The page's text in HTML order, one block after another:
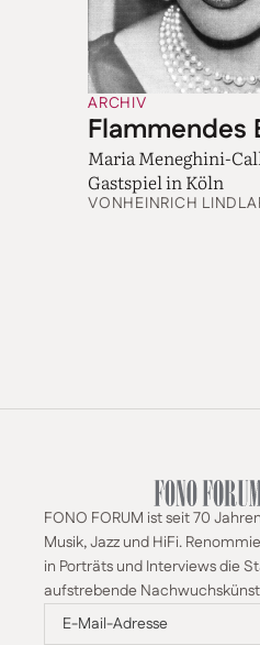
ARCHIV
Flammendes
Maria Meneghini-
Gastspiel in Köln
VONHEINRICH
FONO FORUM ist seit 70
Musik, Jazz und HiFi.
in Porträts und Interviews die
aufstrebende